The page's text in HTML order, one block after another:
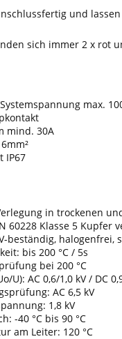
und
sich immer 2 x rot
max.
mind. 30A
IP67
in trockenen
60228 Klasse 5 Kupfer
beständig, halogenfrei,
bis 200 °C / 5s
bei 200 °C
U): AC 0,6/1,0 kV / DC
AC 6,5 kV
1,8 kV
-40 °C bis 90 °C
am Leiter: 120 °C